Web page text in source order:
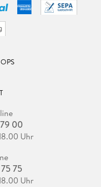
00
Uhr
75
Uhr